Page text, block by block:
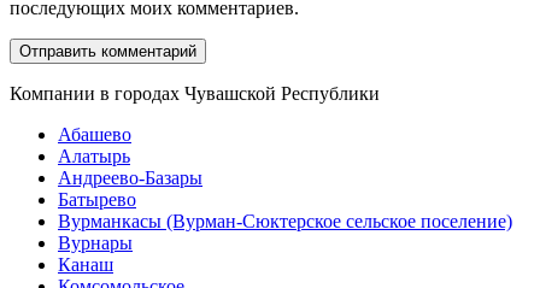
последующих моих комментариев.
Компании в городах Чувашской Республики
Абашево
Алатырь
Андреево-Базары
Батырево
Вурманкасы (Вурман-Сюктерское сельское поселение)
Вурнары
Канаш